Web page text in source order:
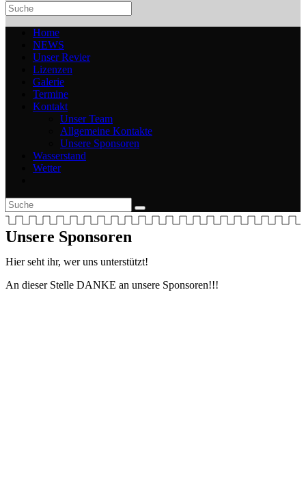
Search
this
websiteHome
NEWS
Unser Revier
Lizenzen
Galerie
Termine
Kontakt
Unser Team
Allgemeine Kontakte
Unsere Sponsoren
Wasserstand
Wetter
Unsere Sponsoren
Hier seht ihr, wer uns unterstützt!
An dieser Stelle DANKE an unsere Sponsoren!!!